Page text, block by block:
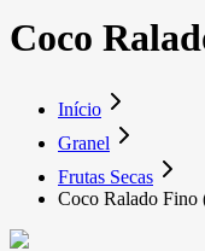
Coco
Início
Granel
Frutas Secas
Coco Ralado Fino